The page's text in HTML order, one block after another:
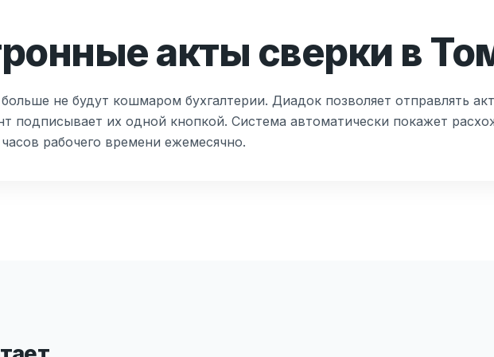
акты сверки в
не будут кошмаром бухгалтерии. Диадок позволяет отправлять
подписывает их одной кнопкой. Система автоматически покажет
рабочего времени ежемесячно.